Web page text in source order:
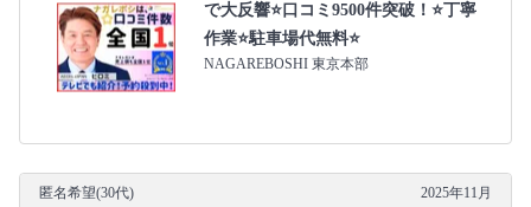
で大反響⭐口コミ9500件突破！⭐丁寧
作業⭐駐車場代無料⭐
NAGAREBOSHI 東京本部
匿名希望(30代) 2025年11月